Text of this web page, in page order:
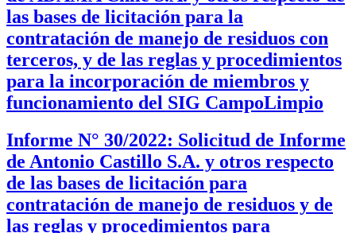
las bases de licitación para la
contratación de manejo de residuos con
terceros, y de las reglas y procedimientos
para la incorporación de miembros y
funcionamiento del SIG CampoLimpio
Informe N° 30/2022: Solicitud de Informe
de Antonio Castillo S.A. y otros respecto
de las bases de licitación para
contratación de manejo de residuos y de
las reglas y procedimientos para